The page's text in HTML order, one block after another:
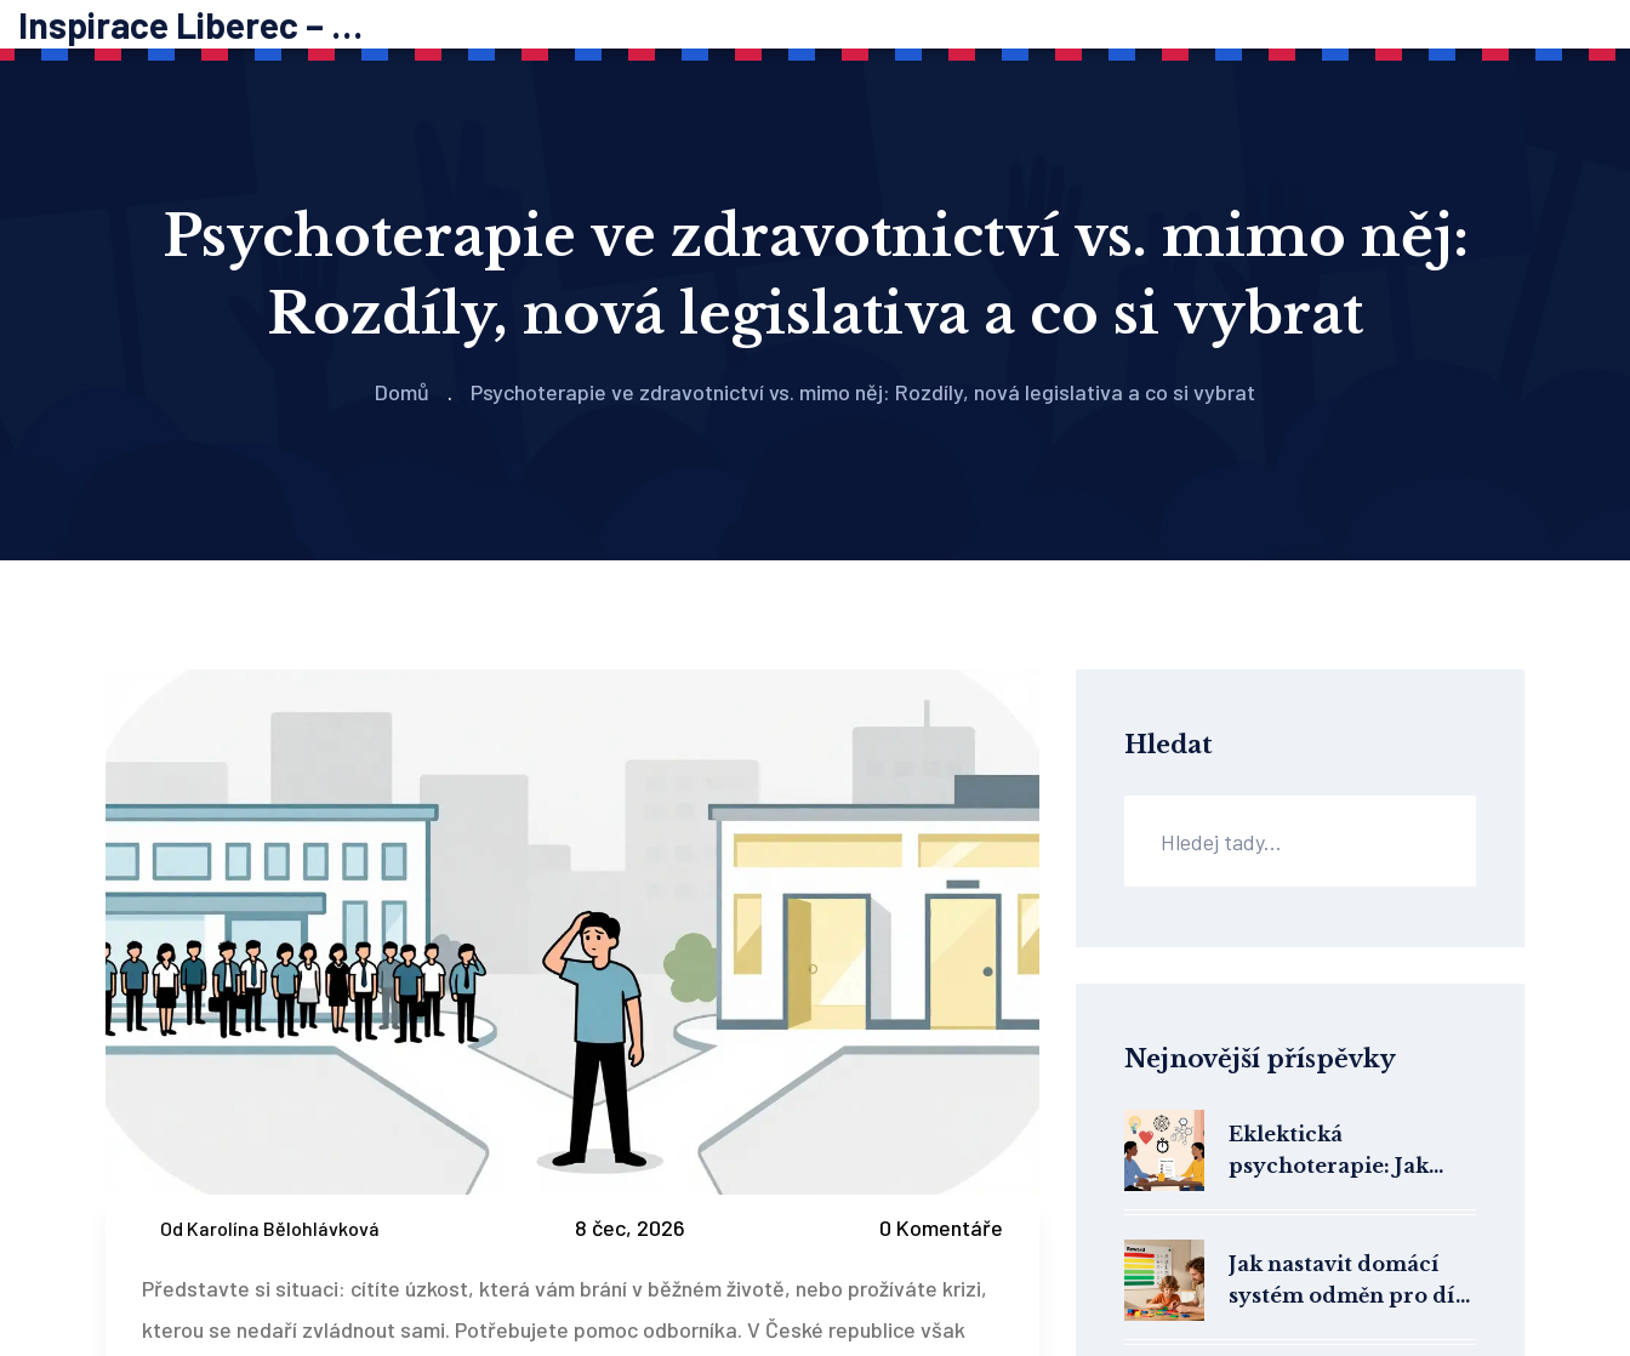
Inspirace Liberec – psychoterapie
Psychoterapie ve zdravotnictví vs. mimo něj:
Rozdíly, nová legislativa a co si vybrat
Domů Psychoterapie ve zdravotnictví vs. mimo něj: Rozdíly, nová legislativa a co si vybrat
Od Karolína Bělohlávková 8 čec, 2026 0 Komentáře
Představte si situaci: cítíte úzkost, která vám brání v běžném životě, nebo prožíváte krizi,
kterou se nedaří zvládnout sami. Potřebujete pomoc odborníka. V České republice však
Hledat
Nejnovější příspěvky
Eklektická
psychoterapie: Jak
Jak nastavit domácí
systém odměn pro dítě